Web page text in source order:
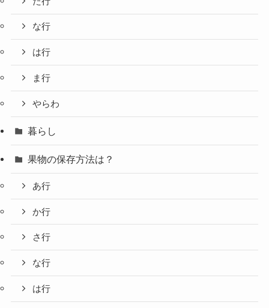
な行
は行
ま行
やらわ
暮らし
果物の保存方法は？
あ行
か行
さ行
な行
は行